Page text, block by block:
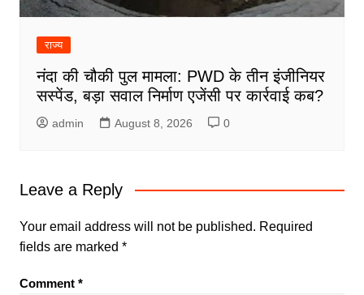
राज्य
नंदा की चौकी पुल मामला: PWD के तीन इंजीनियर
सस्पेंड, बड़ा सवाल निर्माण एजेंसी पर कार्रवाई कब?
admin August 8, 2026 0
Leave a Reply
Your email address will not be published. Required
fields are marked *
Comment *